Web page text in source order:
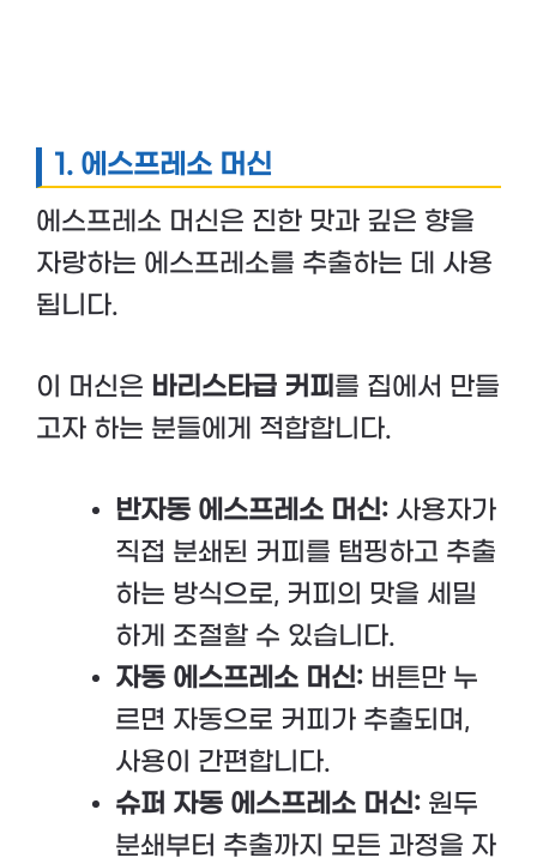
1. 에스프레소 머신
에스프레소 머신은 진한 맛과 깊은 향을
자랑하는 에스프레소를 추출하는 데 사용
됩니다.
이 머신은 바리스타급 커피 를 집에서 만들
고자 하는 분들에게 적합합니다.
반자동 에스프레소 머신: 사용자가
직접 분쇄된 커피를 탬핑하고 추출
하는 방식으로, 커피의 맛을 세밀
하게 조절할 수 있습니다.
자동 에스프레소 머신: 버튼만 누
르면 자동으로 커피가 추출되며,
사용이 간편합니다.
슈퍼 자동 에스프레소 머신: 원두
분쇄부터 추출까지 모든 과정을 자